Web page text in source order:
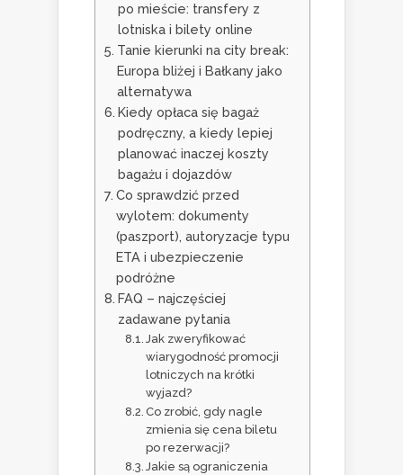
po mieście: transfery z
lotniska i bilety online
Tanie kierunki na city break:
Europa bliżej i Bałkany jako
alternatywa
Kiedy opłaca się bagaż
podręczny, a kiedy lepiej
planować inaczej koszty
bagażu i dojazdów
Co sprawdzić przed
wylotem: dokumenty
(paszport), autoryzacje typu
ETA i ubezpieczenie
podróżne
FAQ – najczęściej
zadawane pytania
Jak zweryfikować
wiarygodność promocji
lotniczych na krótki
wyjazd?
Co zrobić, gdy nagle
zmienia się cena biletu
po rezerwacji?
Jakie są ograniczenia